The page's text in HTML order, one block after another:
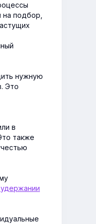
подбор,
нужную
Это
в
также